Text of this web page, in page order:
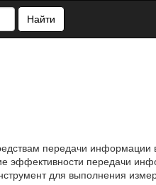
Найти
передачи информации
эффективности передачи
для выполнения